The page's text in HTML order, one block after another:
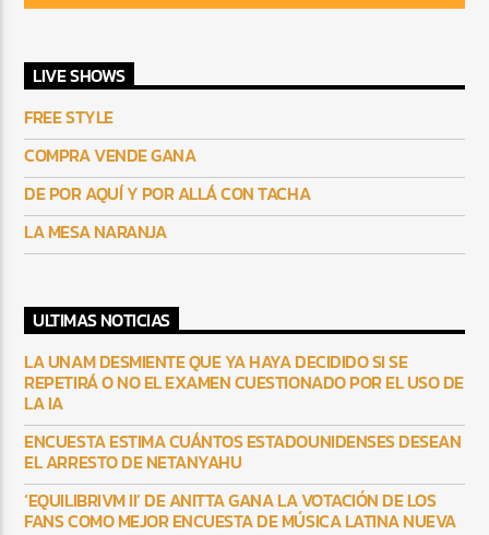
LIVE SHOWS
FREE STYLE
COMPRA VENDE GANA
DE POR AQUÍ Y POR ALLÁ CON TACHA
LA MESA NARANJA
ULTIMAS NOTICIAS
LA UNAM DESMIENTE QUE YA HAYA DECIDIDO SI SE
REPETIRÁ O NO EL EXAMEN CUESTIONADO POR EL USO DE
LA IA
ENCUESTA ESTIMA CUÁNTOS ESTADOUNIDENSES DESEAN
EL ARRESTO DE NETANYAHU
‘EQUILIBRIVM II’ DE ANITTA GANA LA VOTACIÓN DE LOS
FANS COMO MEJOR ENCUESTA DE MÚSICA LATINA NUEVA